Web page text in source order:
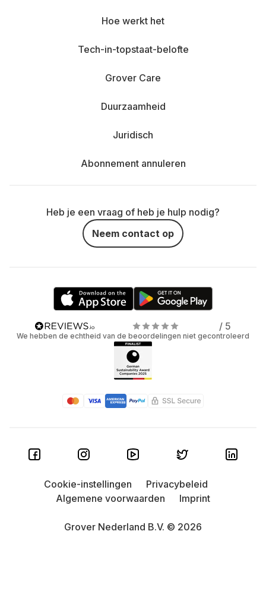
Hoe werkt het
Tech-in-topstaat-belofte
Grover Care
Duurzaamheid
Juridisch
Abonnement annuleren
Heb je een vraag of heb je hulp nodig?
Neem contact op
/ 5
We hebben de echtheid van de beoordelingen niet gecontroleerd
Grover Nederland B.V. © 2026
Cookie-instellingen
Privacybeleid
Algemene voorwaarden
Imprint